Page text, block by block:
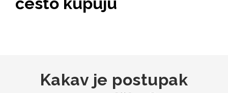
Kakav je postupak